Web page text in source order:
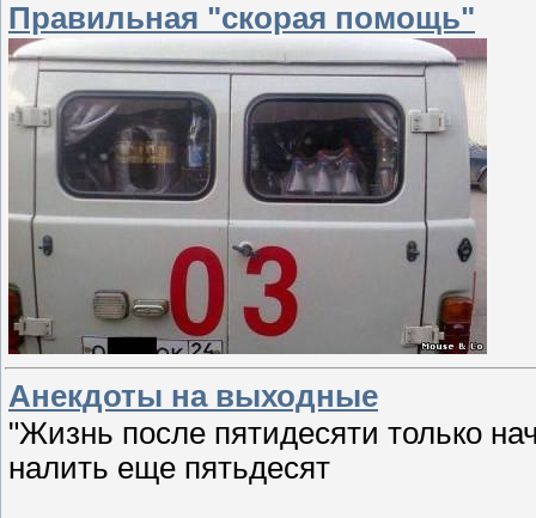
Правильная "скорая помощь"
Анекдоты на выходные
"Жизнь после пятидесяти только
налить еще пятьдесят